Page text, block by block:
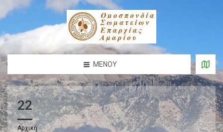
ΜΕΝΟΎ
22
Αρχική